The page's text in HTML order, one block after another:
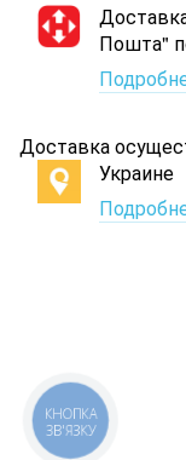
Пошта"
Доставка
Украине
КНОПКА
ЗВ'ЯЗКУ